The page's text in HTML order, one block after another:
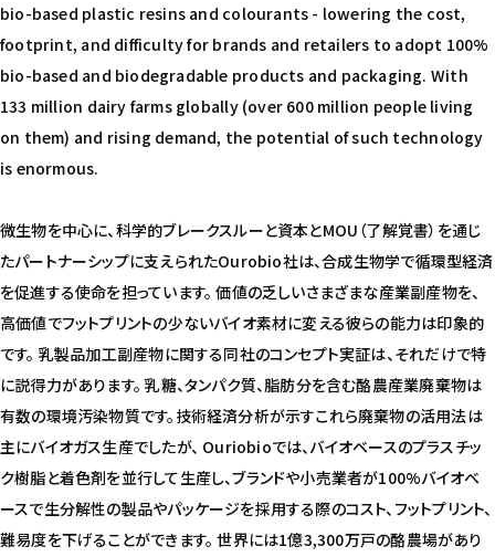
bio-based plastic resins and colourants - lowering the cost,
footprint, and difficulty for brands and retailers to adopt 100%
bio-based and biodegradable products and packaging. With
133 million dairy farms globally (over 600 million people living
on them) and rising demand, the potential of such technology
is enormous.
微生物を中心に、科学的ブレークスルーと資本とMOU（了解覚書）を通じ
たパートナーシップに支えられたOurobio社は、合成生物学で循環型経済
を促進する使命を担っています。 価値の乏しいさまざまな産業副産物を、
高価値でフットプリントの少ないバイオ素材に変える彼らの能力は印象的
です。 乳製品加工副産物に関する同社のコンセプト実証は、それだけで特
に説得力があります。 乳糖、タンパク質、脂肪分を含む酪農産業廃棄物は
有数の環境汚染物質です。技術経済分析が示すこれら廃棄物の活用法は
主にバイオガス生産でしたが、 Ouriobioでは、バイオベースのプラスチッ
ク樹脂と着色剤を並行して生産し、ブランドや小売業者が100%バイオベ
ースで生分解性の製品やパッケージを採用する際のコスト、フットプリント、
難易度を下げることができます。 世界には1億3,300万戸の酪農場があり